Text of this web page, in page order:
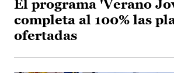
El programa 'Verano
completa al 100% las
ofertadas